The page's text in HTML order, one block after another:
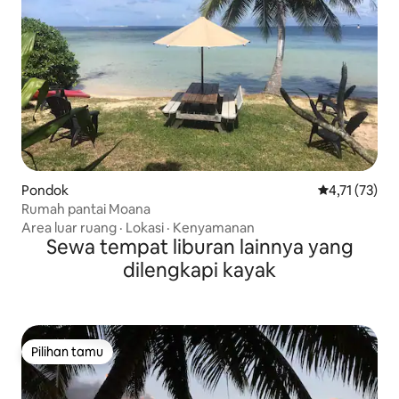
Pondok Nilai rata-
4,71 (73)
Rumah pantai Moana
Area luar ruang · Lokasi · Kenyamanan
Sewa tempat liburan lainnya yang
dilengkapi kayak
Pilihan tamu
Pilihan tamu